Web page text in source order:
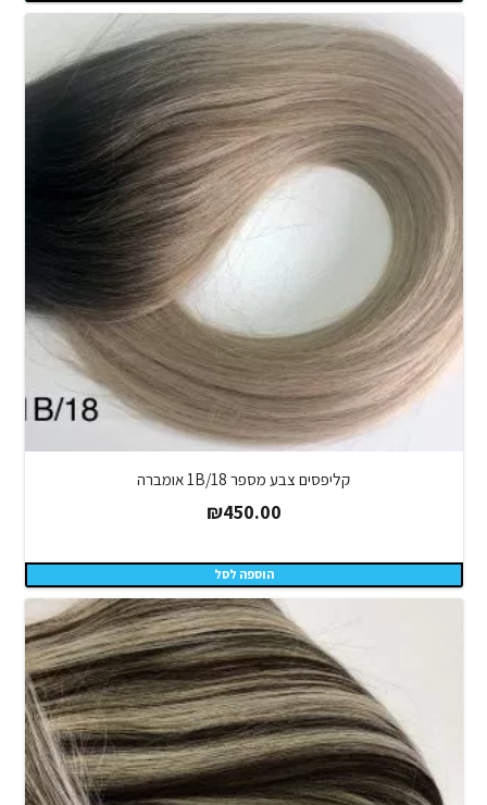
קליפסים צבע מספר 1B/18 אומברה
₪450.00
הוספה לסל